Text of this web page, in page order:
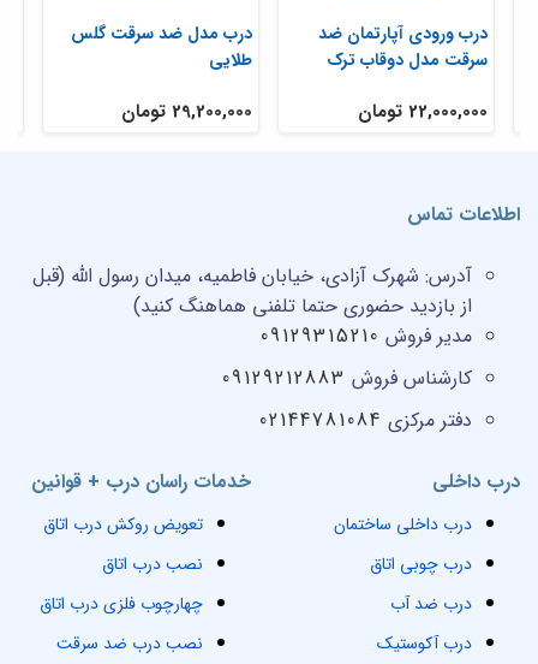
درب مدل ضد سرقت گلس
طلایی
29,200,000 تومان
درب ورودی آپارتمان ضد
سرقت مدل دوقاب ترک
22,000,000 تومان
خدمات راسان درب + قوانین
تعویض روکش درب اتاق
نصب درب اتاق
چهارچوب فلزی درب اتاق
نصب درب ضد سرقت
درب داخلی
درب داخلی ساختمان
درب چوبی اتاق
درب ضد آب
درب آکوستیک
اطلاعات تماس
آدرس: شهرک آزادی، خیابان فاطمیه، میدان رسول الله (قبل
از بازدید حضوری حتما تلفنی هماهنگ کنید)
مدیر فروش 09129315210
کارشناس فروش 09129212883
دفتر مرکزی 02144781084